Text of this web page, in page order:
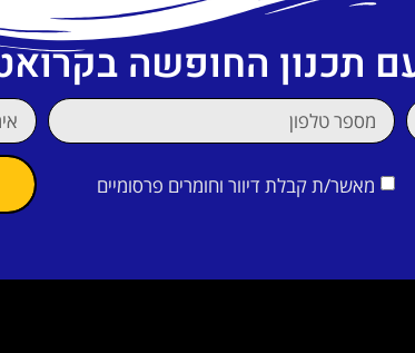
תכנון החופשה
מאשר/ת קבלת דיוור וחומרים פרסומיים